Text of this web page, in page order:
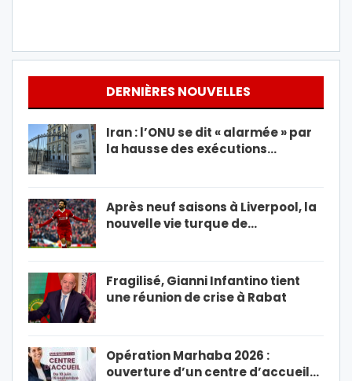
DERNIÈRES NOUVELLES
Iran : l’ONU se dit « alarmée » par
la hausse des exécutions…
Après neuf saisons à Liverpool, la
nouvelle vie turque de…
Fragilisé, Gianni Infantino tient
une réunion de crise à Rabat
Opération Marhaba 2026 :
ouverture d’un centre d’accueil…